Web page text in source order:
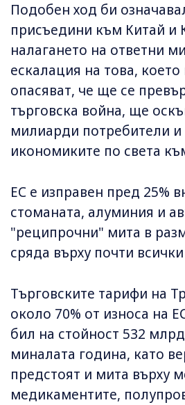
Подобен ход би
присъедини към Китай и
налагането на ответни
ескалация на това, което
опасяват, че ще се
търговска война, ще
милиарди потребители
икономиките по света
ЕС е изправен пред 25%
стоманата, алуминия и
"реципрочни" мита в
сряда върху почти
Търговските тарифи на
около 70% от износа на
бил на стойност 532
миналата година, като
предстоят и мита върху
медикаментите,